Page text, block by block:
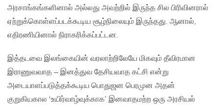
அரசாங்கங்களினால் அல்லது அவற்றில் இருந்த சில பிரிவினரால்
ஏற்றுக்கொள்ளப்படக்கூடிய சூழ்நிலையும் இருந்தது. ஆனால்,
எதிரணியினால் நிராகரிக்கப்பட்டன.
இத்தடவை இலங்கையின் வரலாற்றிலேயே மிகவும் தீவிரமான
இராணுவவாத – இனத்துவ தேசியவாத கட்சி என்று
அடையாளப்படுத்தக்கூடிய பொதுஜன பெரமுன அதன்
குறுகியகால ‘உயிர்வாழ்வுக்காக’ இனவாதமற்ற ஒரு அரசியல்